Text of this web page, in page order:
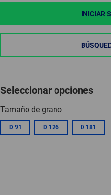
INICIAR
Seleccionar opciones
Tamaño de grano
D 91 D 126 D 181